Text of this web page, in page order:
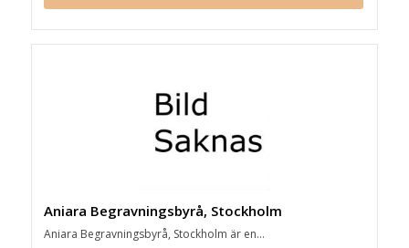
Aniara Begravningsbyrå, Stockholm
Aniara Begravningsbyrå, Stockholm är en...